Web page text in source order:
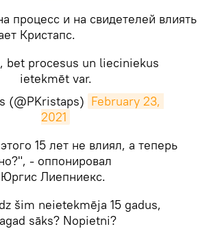
процесс и на свидетелей влиять
Кристапс.
bet procesus un lieciniekus
ietekmēt var.
(@PKristaps) February 23,
2021
15 лет не влиял, а теперь
- оппонировал
Лиепниекс.
šim neietekmēja 15 gadus,
sāks? Nopietni?